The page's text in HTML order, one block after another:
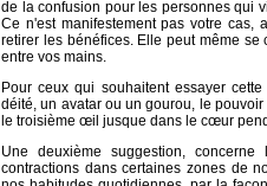
de la confusion pour les personnes qui
Ce n'est manifestement pas votre cas,
retirer les bénéfices. Elle peut même
entre vos mains.
Pour ceux qui souhaitent essayer
déité, un avatar ou un gourou, le
le troisième œil jusque dans le cœur
Une deuxième suggestion,
contractions dans certaines zones de